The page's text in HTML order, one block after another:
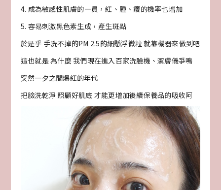
4. 成為敏感性肌膚的一員，紅、腫、癢的機率也增加
5. 容易刺激黑色素生成，產生斑點
於是乎 手洗不掉的PM 2.5的細懸浮微粒 就靠機器來做到吧
這也就是 為什麼 我們現在進入百家洗臉機、潔膚儀爭鳴
突然一夕之間爆紅的年代
把臉洗乾淨 照顧好肌底 才能更增加後續保養品的吸收阿